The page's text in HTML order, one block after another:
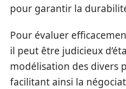
pour garantir la
Pour évaluer
il peut être judicieux
modélisation des divers
facilitant ainsi la